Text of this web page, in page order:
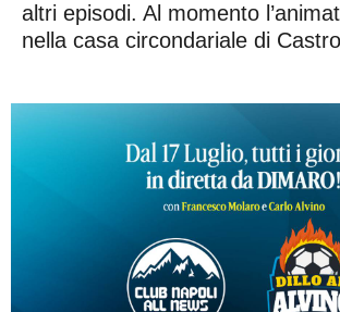
altri episodi. Al momento
nella casa circondariale di